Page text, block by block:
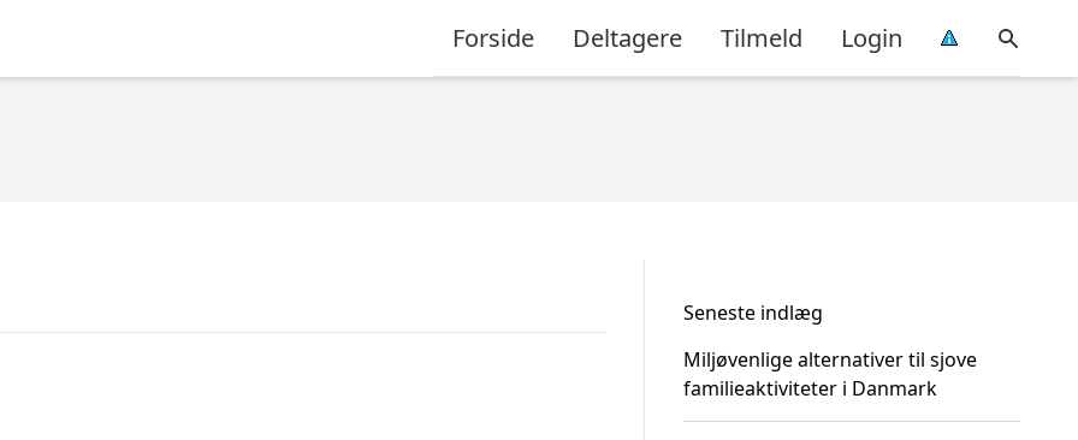
Forside Deltagere Tilmeld Login
Seneste indlæg
Miljøvenlige alternativer til sjove
familieaktiviteter i Danmark